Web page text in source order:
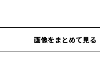
画像をまとめて見る